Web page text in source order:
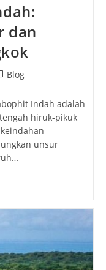
dan
Blog
Indah adalah
hiruk-pikuk
unsur